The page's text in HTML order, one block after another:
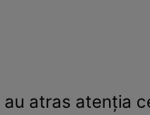
au atras atenția